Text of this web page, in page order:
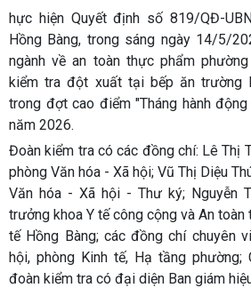
hực hiện Quyết định số 819/QĐ-
Hồng Bàng, trong sáng ngày 14/5/
ngành về an toàn thực phẩm
kiểm tra đột xuất tại bếp ăn trường
trong đợt cao điểm "Tháng hành
năm 2026.
Đoàn kiểm tra có các đồng chí: Lê Thị
phòng Văn hóa - Xã hội; Vũ Thị Diệu
Văn hóa - Xã hội - Thư ký; Nguyễn
trưởng khoa Y tế công cộng và An toàn
tế Hồng Bàng; các đồng chí chuyên
hội, phòng Kinh tế, Hạ tầng phường;
đoàn kiểm tra có đại diện Ban giám